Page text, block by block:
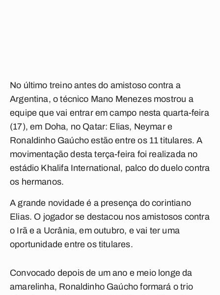
No último treino antes do amistoso contra a
Argentina, o técnico Mano Menezes mostrou a
equipe que vai entrar em campo nesta quarta-feira
(17), em Doha, no Qatar: Elias, Neymar e
Ronaldinho Gaúcho estão entre os 11 titulares. A
movimentação desta terça-feira foi realizada no
estádio Khalifa International, palco do duelo contra
os hermanos.
A grande novidade é a presença do corintiano
Elias. O jogador se destacou nos amistosos contra
o Irã e a Ucrânia, em outubro, e vai ter uma
oportunidade entre os titulares.
Convocado depois de um ano e meio longe da
amarelinha, Ronaldinho Gaúcho formará o trio